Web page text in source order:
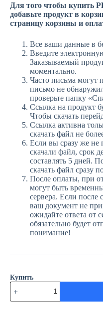
Для того чтобы купить
добавьте продукт в
страницу корзины и
Все ваши данные в
Введите
Заказываемый
моментально.
Часто письма могут
письмо не
проверьте папку
Ссылка на продукт
Чтобы скачать
Ссылка активна
скачать файл не
Если вы сразу же не
скачали файл, срок
составлять 5 дней.
скачать файл сразу
После оплаты, при
могут быть
сервера. Если после
ваш документ не
ожидайте ответа от
обязательно будет
понимание!
Купить
Количество
товара
ЮГ